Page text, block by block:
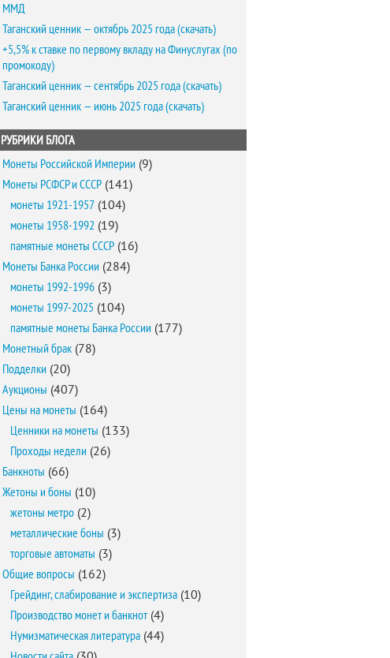
ММД
Таганский ценник — октябрь 2025 года (скачать)
+5,5% к ставке по первому вкладу на Финуслугах (по
промокоду)
Таганский ценник — сентябрь 2025 года (скачать)
Таганский ценник — июнь 2025 года (скачать)
РУБРИКИ БЛОГА
Монеты Российской Империи (9)
Монеты РСФСР и СССР (141)
монеты 1921-1957 (104)
монеты 1958-1992 (19)
памятные монеты СССР (16)
Монеты Банка России (284)
монеты 1992-1996 (3)
монеты 1997-2025 (104)
памятные монеты Банка России (177)
Монетный брак (78)
Подделки (20)
Аукционы (407)
Цены на монеты (164)
Ценники на монеты (133)
Проходы недели (26)
Банкноты (66)
Жетоны и боны (10)
жетоны метро (2)
металлические боны (3)
торговые автоматы (3)
Общие вопросы (162)
Грейдинг, слабирование и экспертиза (10)
Производство монет и банкнот(4)
Нумизматическая литература (44)